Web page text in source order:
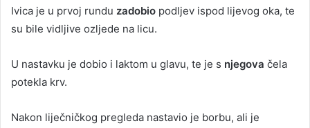
Ivica je u prvoj rundu zadobio podljev ispod lijevog oka, te
su bile vidljive ozljede na licu.
U nastavku je dobio i laktom u glavu, te je s njegova čela
potekla krv.
Nakon liječničkog pregleda nastavio je borbu, ali je